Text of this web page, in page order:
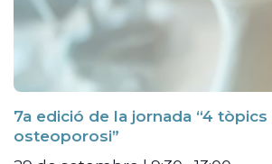
7a edició de la jornada “4 tòpics
osteoporosi”